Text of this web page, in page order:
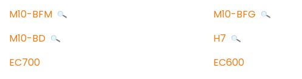
M10-BFM
M10-BFG
M10-BD
H7
EC700
EC600